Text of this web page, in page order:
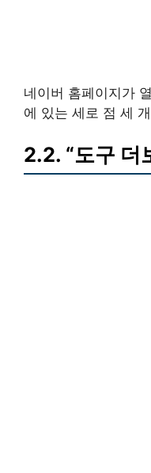
네이버 홈페이지가
에 있는 세로 점 세
2.2. “도구 더